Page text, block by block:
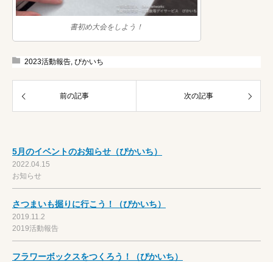
書初め大会をしよう！
2023活動報告 ぴかいち
前の記事 次の記事
5月のイベントのお知らせ（ぴかいち）
2022.04.15
お知らせ
さつまいも掘りに行こう！（ぴかいち）
2019.11.2
2019活動報告
フラワーボックスをつくろう！（ぴかいち）